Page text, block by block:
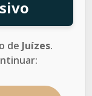
de Juízes.